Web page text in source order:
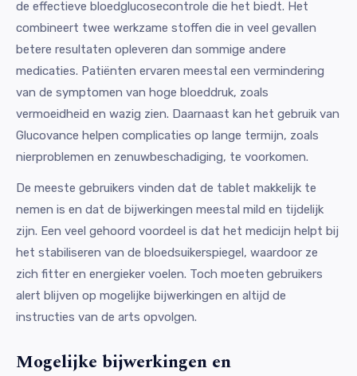
de effectieve bloedglucosecontrole die het biedt. Het
combineert twee werkzame stoffen die in veel gevallen
betere resultaten opleveren dan sommige andere
medicaties. Patiënten ervaren meestal een vermindering
van de symptomen van hoge bloeddruk, zoals
vermoeidheid en wazig zien. Daarnaast kan het gebruik van
Glucovance helpen complicaties op lange termijn, zoals
nierproblemen en zenuwbeschadiging, te voorkomen.
De meeste gebruikers vinden dat de tablet makkelijk te
nemen is en dat de bijwerkingen meestal mild en tijdelijk
zijn. Een veel gehoord voordeel is dat het medicijn helpt bij
het stabiliseren van de bloedsuikerspiegel, waardoor ze
zich fitter en energieker voelen. Toch moeten gebruikers
alert blijven op mogelijke bijwerkingen en altijd de
instructies van de arts opvolgen.
Mogelijke bijwerkingen en